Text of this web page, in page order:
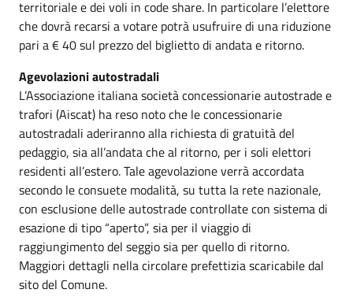
territoriale e dei voli in code share. In particolare l’elettore
che dovrà recarsi a votare potrà usufruire di una riduzione
pari a € 40 sul prezzo del biglietto di andata e ritorno.
Agevolazioni autostradali
L’Associazione italiana società concessionarie autostrade e
trafori (Aiscat) ha reso noto che le concessionarie
autostradali aderiranno alla richiesta di gratuità del
pedaggio, sia all’andata che al ritorno, per i soli elettori
residenti all’estero. Tale agevolazione verrà accordata
secondo le consuete modalità, su tutta la rete nazionale,
con esclusione delle autostrade controllate con sistema di
esazione di tipo “aperto”, sia per il viaggio di
raggiungimento del seggio sia per quello di ritorno.
Maggiori dettagli nella circolare prefettizia scaricabile dal
sito del Comune.